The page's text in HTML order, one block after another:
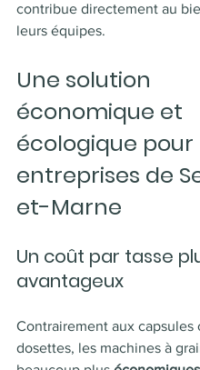
contribue directement au
leurs équipes.
Une solution
économique et
écologique pour
entreprises de
et-Marne
Un coût par tasse
avantageux
Contrairement aux capsules
dosettes, les machines à